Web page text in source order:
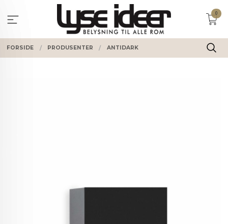
innholdet
0
FORSIDE PRODUSENTER ANTIDARK